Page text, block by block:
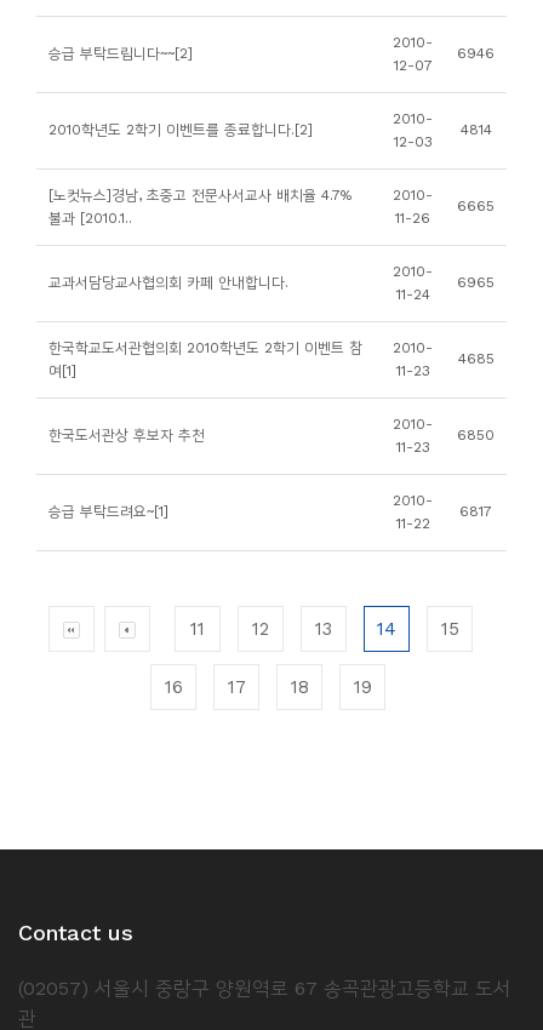
승급 부탁드립니다~~[2]
2010-
12-07
6946
2010학년도 2학기 이벤트를 종료합니다.[2]
2010-
12-03
4814
[노컷뉴스]경남, 초중고 전문사서교사 배치율 4.7%
불과 [2010.1..
2010-
11-26
6665
교과서담당교사협의회 카페 안내합니다.
2010-
11-24
6965
한국학교도서관협의회 2010학년도 2학기 이벤트 참
여[1]
2010-
11-23
4685
한국도서관상 후보자 추천
2010-
11-23
6850
승급 부탁드려요~[1]
2010-
11-22
6817
11 12 13 14 15
16 17 18 19
Contact us
(02057) 서울시 중랑구 양원역로 67 송곡관광고등학교 도서
관
및
평